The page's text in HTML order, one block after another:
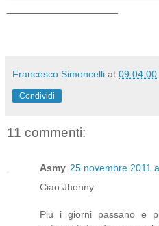
Francesco Simoncelli at 09:04:00
Condividi
11 commenti:
Asmy 25 novembre 2011
Ciao Jhonny
Piu i giorni passano e